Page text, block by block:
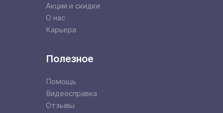
Акции и скидки
О нас
Карьера
Полезное
Помощь
Видеосправка
Отзывы